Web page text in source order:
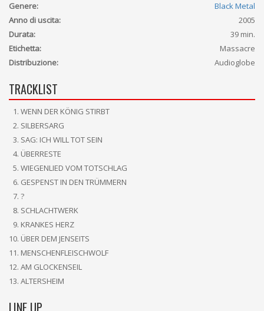
Genere:
Black Metal
Anno di uscita:
2005
Durata:
39 min.
Etichetta:
Massacre
Distribuzione:
Audioglobe
TRACKLIST
WENN DER KÖNIG STIRBT
SILBERSARG
SAG: ICH WILL TOT SEIN
ÜBERRESTE
WIEGENLIED VOM TOTSCHLAG
GESPENST IN DEN TRÜMMERN
?
SCHLACHTWERK
KRANKES HERZ
ÜBER DEM JENSEITS
MENSCHENFLEISCHWOLF
AM GLOCKENSEIL
ALTERSHEIM
LINE UP